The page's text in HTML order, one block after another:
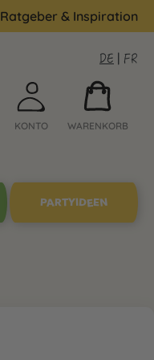
Ratgeber & Inspiration
DE | FR
KONTO WARENKORB
PARTYIDEEN